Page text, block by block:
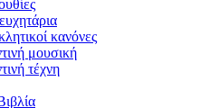
κανόνες
μουσική
τέχνη